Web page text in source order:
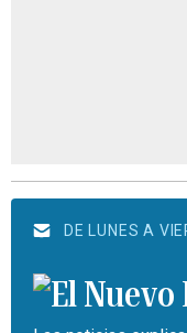
DE LUNES A